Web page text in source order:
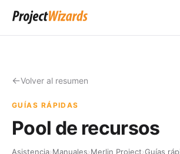
Volver al resumen
GUÍAS RÁPIDAS
Pool de recursos
Asistencia›Manuales›Merlin Project›Guías